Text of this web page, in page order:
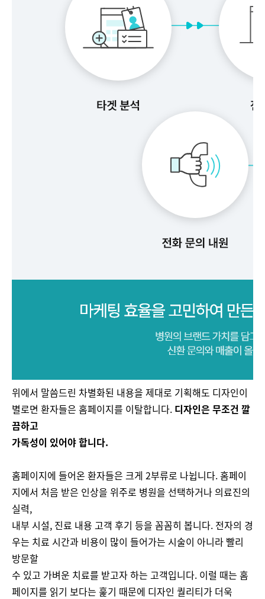
위에서 말씀드린 차별화된 내용을 제대로 기획해도 디자인이
별로면 환자들은 홈페이지를 이탈합니다. 디자인은 무조건 깔
끔하고
가독성이 있어야 합니다.
홈페이지에 들어온 환자들은 크게 2부류로 나뉩니다. 홈페이
지에서 처음 받은 인상을 위주로 병원을 선택하거나 의료진의
실력,
내부 시설, 진료 내용 고객 후기 등을 꼼꼼히 봅니다. 전자의 경
우는 치료 시간과 비용이 많이 들어가는 시술이 아니라 빨리
방문할
수 있고 가벼운 치료를 받고자 하는 고객입니다. 이럴 때는 홈
페이지를 읽기 보다는 훑기 때문에 디자인 퀄리티가 더욱